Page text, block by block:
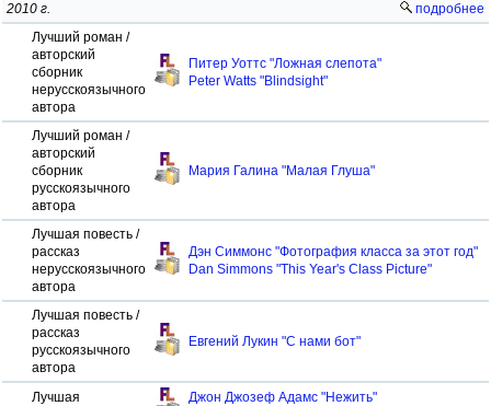
подробнее
2010 г.
Лучший роман /
авторский
сборник
нерусскоязычного
автора
Питер Уоттс "Ложная слепота"
Peter Watts "Blindsight"
Лучший роман /
авторский
сборник
русскоязычного
автора
Мария Галина "Малая Глуша"
Лучшая повесть /
рассказ
нерусскоязычного
автора
Дэн Симмонс "Фотография класса за этот год"
Dan Simmons "This Year's Class Picture"
Лучшая повесть /
рассказ
русскоязычного
автора
Евгений Лукин "С нами бот"
Лучшая
Джон Джозеф Адамс "Нежить"